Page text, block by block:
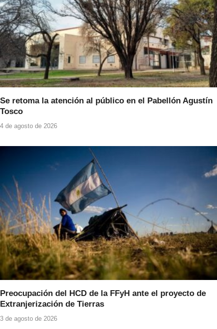
Se retoma la atención al público en el Pabellón Agustín
Tosco
4 de agosto de 2026
Preocupación del HCD de la FFyH ante el proyecto de
Extranjerización de Tierras
3 de agosto de 2026